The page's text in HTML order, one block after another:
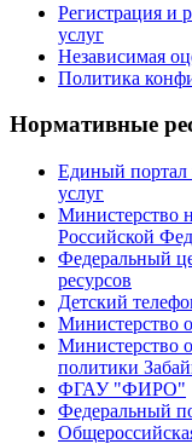
Регистрация и
услуг
Независимая
Политика
Нормативные
Единый портал
услуг
Министерство
Российской
Федеральный
ресурсов
Детский
Министерство
Министерство
политики
ФГАУ "ФИРО"
Федеральный